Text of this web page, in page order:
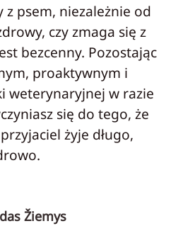
z psem, niezależnie od
czy zmaga się z
bezcenny. Pozostając
proaktywnym i
weterynaryjnej w razie
się do tego, że
żyje długo,
Žiemys